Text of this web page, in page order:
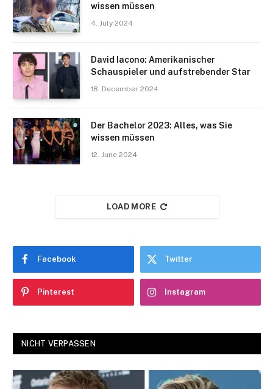
wissen müssen
4. July 2024
David Iacono: Amerikanischer
Schauspieler und aufstrebender Star
18. December 2024
Der Bachelor 2023: Alles, was Sie
wissen müssen
12. June 2024
LOAD MORE
Facebook Twitter
Pinterest Instagram
NICHT VERPASSEN